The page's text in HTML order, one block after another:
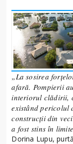
„La sosirea
afară. Pompierii
interiorul clădirii,
existând pericolul
construcții din
a fost stins în
Dorina Lupu,